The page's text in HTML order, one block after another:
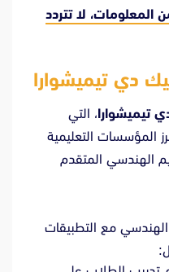
المعلومات، لا تتردد
دي تيميشوارا
تيميشوارا، التي
المؤسسات التعليمية
الهندسي المتقدم
الهندسي مع التطبيقات